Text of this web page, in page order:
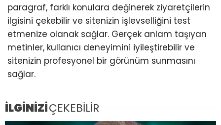
paragraf, farklı konulara değinerek ziyaretçilerin
ilgisini çekebilir ve sitenizin işlevselliğini test
etmenize olanak sağlar. Gerçek anlam taşıyan
metinler, kullanıcı deneyimini iyileştirebilir ve
sitenizin profesyonel bir görünüm sunmasını
sağlar.
İLGİNİZİÇEKEBİLİR